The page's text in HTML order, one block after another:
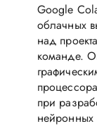
Google
облачных
над
команде.
при
нейронных